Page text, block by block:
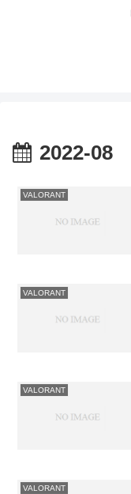
2022-08
VALORANT
VALORANT
VALORANT
VALORANT